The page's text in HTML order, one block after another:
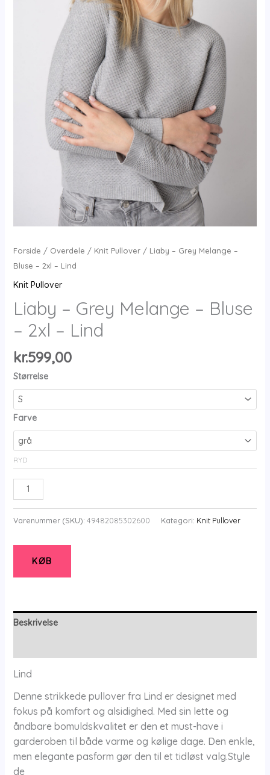
Forside / Overdele / Knit Pullover/ Liaby – Grey Melange –
Bluse – 2xl – Lind
Knit Pullover
Liaby – Grey Melange – Bluse
– 2xl – Lind
kr.599,00
Størrelse
Farve
RYD
Liaby
-
Grey
-
Bluse
-
Lind
Varenummer (SKU): 49482085302600 Kategori: Knit Pullover
KØB
Beskrivelse
Lind
Denne strikkede pullover fra Lind er designet med
fokus på komfort og alsidighed. Med sin lette og
åndbare bomuldskvalitet er den et must-have i
garderoben til både varme og kølige dage. Den enkle,
men elegante pasform gør den til et tidløst valg.Style
de